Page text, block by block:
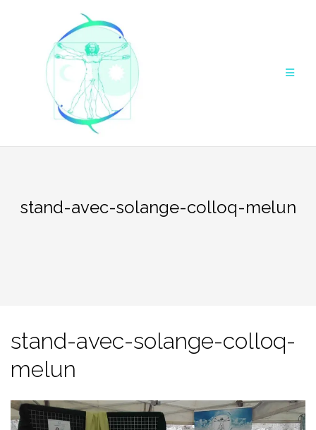
stand-avec-solange-colloq-melun
stand-avec-solange-colloq-
melun